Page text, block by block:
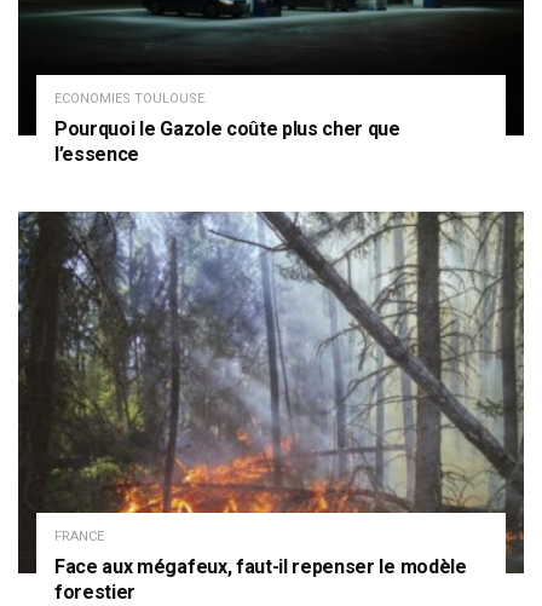
ECONOMIES TOULOUSE
Pourquoi le Gazole coûte plus cher que
l’essence
FRANCE
Face aux mégafeux, faut-il repenser le modèle
forestier